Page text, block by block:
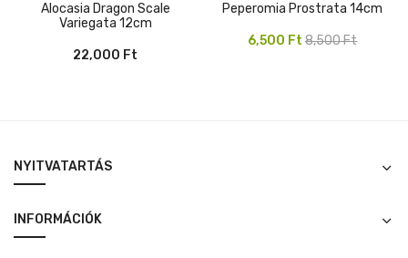
Alocasia Dragon Scale
Variegata 12cm
22,000 Ft
Peperomia Prostrata 14cm
8,500Ft
Original
6,500 FtCurrent
NYITVATARTÁS
INFORMÁCIÓK